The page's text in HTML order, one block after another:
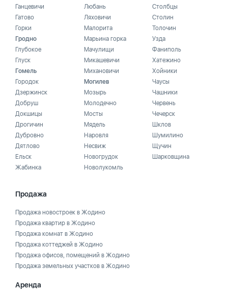
Ганцевичи
Гатово
Горки
Гродно
Глубокое
Глуск
Гомель
Городок
Дзержинск
Добруш
Докшицы
Дрогичин
Дубровно
Дятлово
Ельск
Жабинка
Любань
Ляховичи
Малорита
Марьина горка
Мачулищи
Микашевичи
Михановичи
Могилев
Мозырь
Молодечно
Мосты
Мядель
Наровля
Несвиж
Новогрудок
Новолукомль
Столбцы
Столин
Толочин
Узда
Фаниполь
Хатежино
Хойники
Чаусы
Чашники
Червень
Чечерск
Шклов
Шумилино
Щучин
Шарковщина
Продажа
Продажа новостроек в Жодино
Продажа квартир в Жодино
Продажа комнат в Жодино
Продажа коттеджей в Жодино
Продажа офисов, помещений в Жодино
Продажа земельных участков в Жодино
Аренда